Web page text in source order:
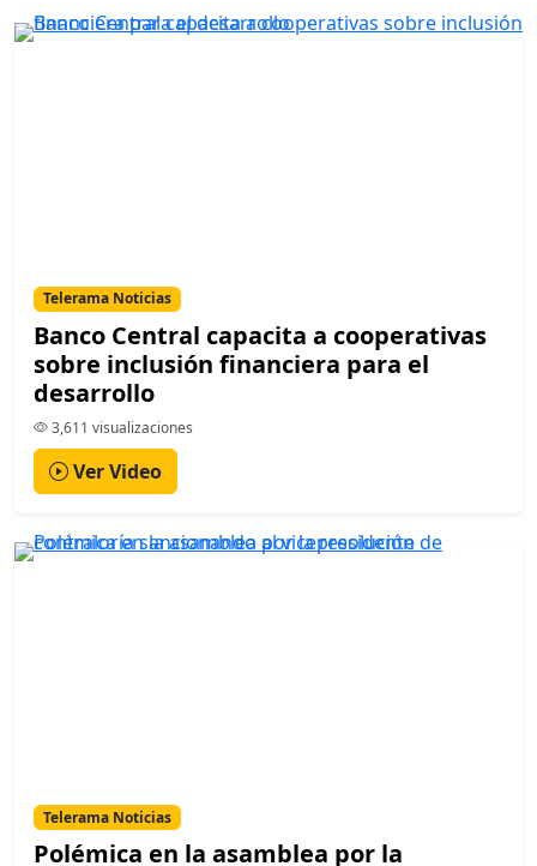
Telerama Noticias
Banco Central capacita a cooperativas
sobre inclusión financiera para el
desarrollo
3,611 visualizaciones
Ver Video
Telerama Noticias
Polémica en la asamblea por la